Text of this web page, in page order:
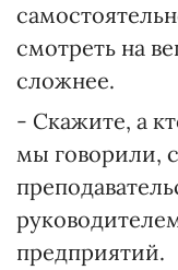
смотреть на
сложнее.
- Скажите, а
мы говорили,
предприятий.